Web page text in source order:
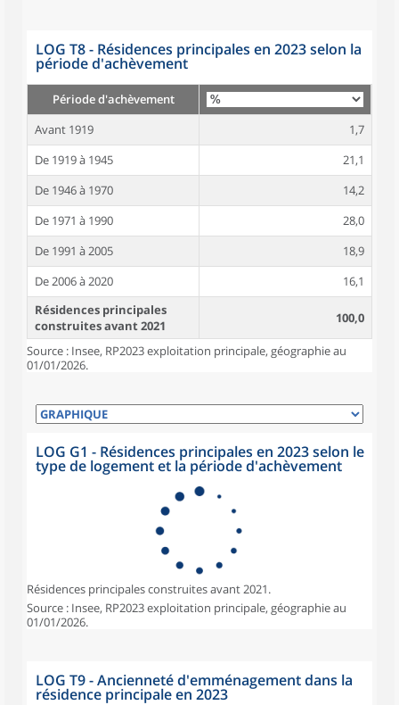
LOG T8 - Résidences principales en 2023 selon la
période d'achèvement
Période d'achèvement
Avant 1919
1,7
De 1919 à 1945
21,1
De 1946 à 1970
14,2
De 1971 à 1990
28,0
De 1991 à 2005
18,9
De 2006 à 2020
16,1
Résidences principales
construites avant 2021
100,0
Source : Insee, RP2023 exploitation principale, géographie au
01/01/2026.
LOG G1 - Résidences principales en 2023 selon le
type de logement et la période d'achèvement
Résidences principales construites avant 2021.
Source : Insee, RP2023 exploitation principale, géographie au
01/01/2026.
LOG T9 - Ancienneté d'emménagement dans la
résidence principale en 2023